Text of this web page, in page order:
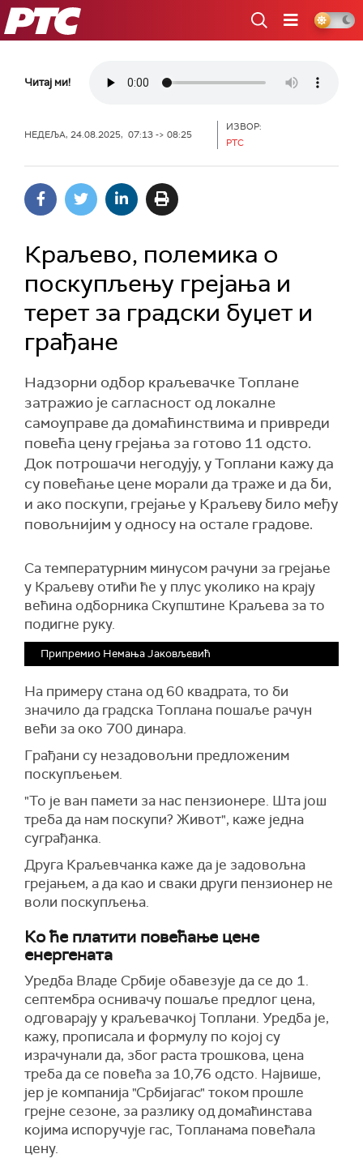
РТС
Читај ми!
НЕДЕЉА, 24.08.2025, 07:13 -> 08:25
ИЗВОР:
РТС
Краљево, полемика о
поскупљењу грејања и
терет за градски буџет и
грађане
Надзорни одбор краљевачке Топлане
затражио је сагласност од локалне
самоуправе да домаћинствима и привреди
повећа цену грејања за готово 11 одсто.
Док потрошачи негодују, у Топлани кажу да
су повећање цене морали да траже и да би,
и ако поскупи, грејање у Краљеву било међу
повољнијим у односу на остале градове.
Са температурним минусом рачуни за грејање
у Краљеву отићи ће у плус уколико на крају
већина одборника Скупштине Краљева за то
подигне руку.
Припремио Немања Јаковљевић
На примеру стана од 60 квадрата, то би
значило да градска Топлана пошаље рачун
већи за око 700 динара.
Грађани су незадовољни предложеним
поскупљењем.
"То је ван памети за нас пензионере. Шта још
треба да нам поскупи? Живот", каже једна
суграђанка.
Друга Краљевчанка каже да је задовољна
грејањем, а да као и сваки други пензионер не
воли поскупљења.
Ко ће платити повећање цене
енергената
Уредба Владе Србије обавезује да се до 1.
септембра оснивачу пошаље предлог цена,
одговарају у краљевачкој Топлани. Уредба је,
кажу, прописала и формулу по којој су
израчунали да, због раста трошкова, цена
треба да се повећа за 10,76 одсто. Највише,
јер је компанија "Србијагас" током прошле
грејне сезоне, за разлику од домаћинстава
којима испоручује гас, Топланама повећала
цену.